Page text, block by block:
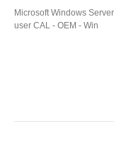
Microsoft Windows
user CAL - OEM - Win